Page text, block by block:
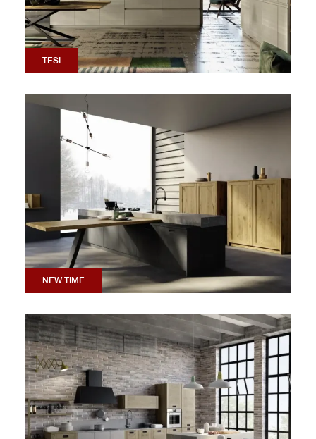
TESI
NEW TIME